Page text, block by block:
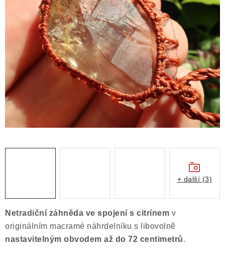
KRYSTALY
ČLÁNKY
NALEZIŠTĚ
NÁŠ PŘÍBĚH
VIDEOGALERIE
Výkup minerálů a drahých kamenů
Formulář pro uplatnění reklamace
Netradiční záhněda ve spojení s citrínem v
originálním macramé náhrdelníku s libovolně
nastavitelným obvodem až do 72 centimetrů.
+ další (3)